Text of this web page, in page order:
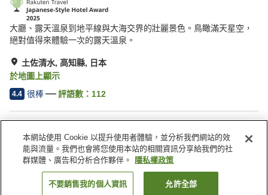
大廳、露天溫泉到地平線與大海交界的壯麗景色。鳥瞰滿天星空，
絕對值得來體驗一次的露天溫泉。
土佐清水, 高知縣, 日本
於地圖上顯示
4.4 很棒 評語數： 112
館內有溫泉
Spa／美容沙龍
咖啡廳
指定吸菸區
日本 高知縣 土佐清水 The Mana Village
找客房
本網站使用 Cookie 以提升使用者體驗，並分析我們網站的效
能與流量。我們也會將您使用本站的相關資訊分享給我們的社
群媒體、廣告和分析合作夥伴。
隱私權政策
不要銷售我的個人資訊 允許全部